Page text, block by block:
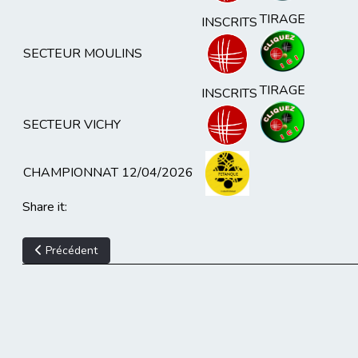
SECTEUR MOULINS
INSCRITSTIRAGE
SECTEUR VICHY
INSCRITSTIRAGE
CHAMPIONNAT 12/04/2026
Share it:
Article précédent : Tirage et Liste des inscrits - Triplette Féminin
Précédent